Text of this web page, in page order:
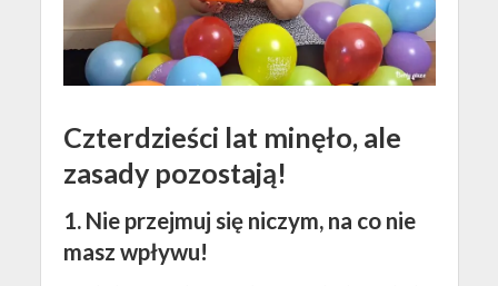
Czterdzieści lat minęło, ale
zasady pozostają!
1. Nie przejmuj się niczym, na co nie
masz wpływu!